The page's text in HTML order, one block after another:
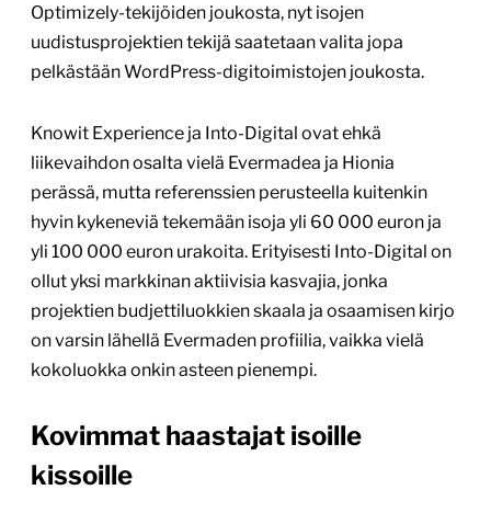
Optimizely-tekijöiden joukosta, nyt isojen
uudistusprojektien tekijä saatetaan valita jopa
pelkästään WordPress-digitoimistojen joukosta.
Knowit Experience ja Into-Digital ovat ehkä
liikevaihdon osalta vielä Evermadea ja Hionia
perässä, mutta referenssien perusteella kuitenkin
hyvin kykeneviä tekemään isoja yli 60 000 euron ja
yli 100 000 euron urakoita. Erityisesti Into-Digital on
ollut yksi markkinan aktiivisia kasvajia, jonka
projektien budjettiluokkien skaala ja osaamisen kirjo
on varsin lähellä Evermaden profiilia, vaikka vielä
kokoluokka onkin asteen pienempi.
Kovimmat haastajat isoille
kissoille